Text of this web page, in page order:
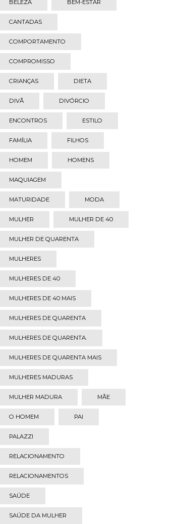
BELEZA BEM-ESTAR
CANTADAS
COMPORTAMENTO
COMPROMISSO
CRIANÇAS DIETA
DIVÃ DIVÓRCIO
ENCONTROS ESTILO
FAMÍLIA FILHOS
HOMEM HOMENS
MAQUIAGEM
MATURIDADE MODA
MULHER MULHER DE 40
MULHER DE QUARENTA
MULHERES
MULHERES DE 40
MULHERES DE 40 MAIS
MULHERES DE QUARENTA
MULHERES DE QUARENTA.
MULHERES DE QUARENTA MAIS
MULHERES MADURAS
MULHER MADURA MÃE
O HOMEM PAI
PALAZZI
RELACIONAMENTO
RELACIONAMENTOS
SAÚDE
SAÚDE DA MULHER